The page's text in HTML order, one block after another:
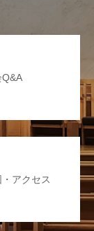
アクセス